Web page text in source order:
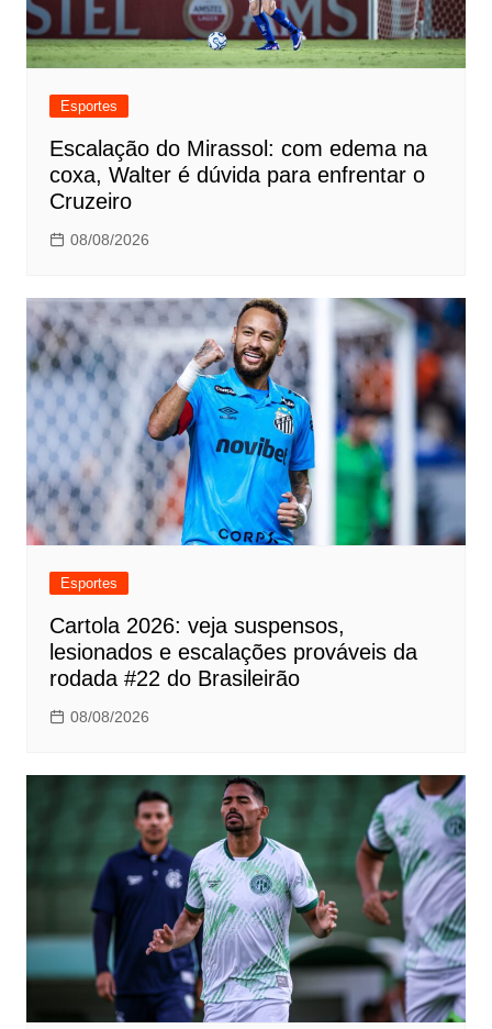
Esportes
Escalação do Mirassol: com edema na
coxa, Walter é dúvida para enfrentar o
Cruzeiro
08/08/2026
Esportes
Cartola 2026: veja suspensos,
lesionados e escalações prováveis da
rodada #22 do Brasileirão
08/08/2026